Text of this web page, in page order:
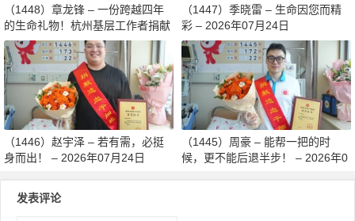
（1448）章龙锋 – 一份跨越四年
的生命礼物！杭州基层工作者捐献
造血干细胞传递希望 – 2026年07
月27日
（1447）季晓雷 – 生命因您而精
彩 – 2026年07月24日
（1446）赵宇泽 – 若有需，必挺
身而出！ – 2026年07月24日
（1445）周豪 – 能帮一把的时
候，更不能后退半步！ – 2026年0
发表评论